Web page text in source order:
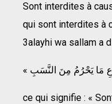
Sont interdites à
qui sont interdites à
3alayhi wa sallam a
ce qui signifie : «